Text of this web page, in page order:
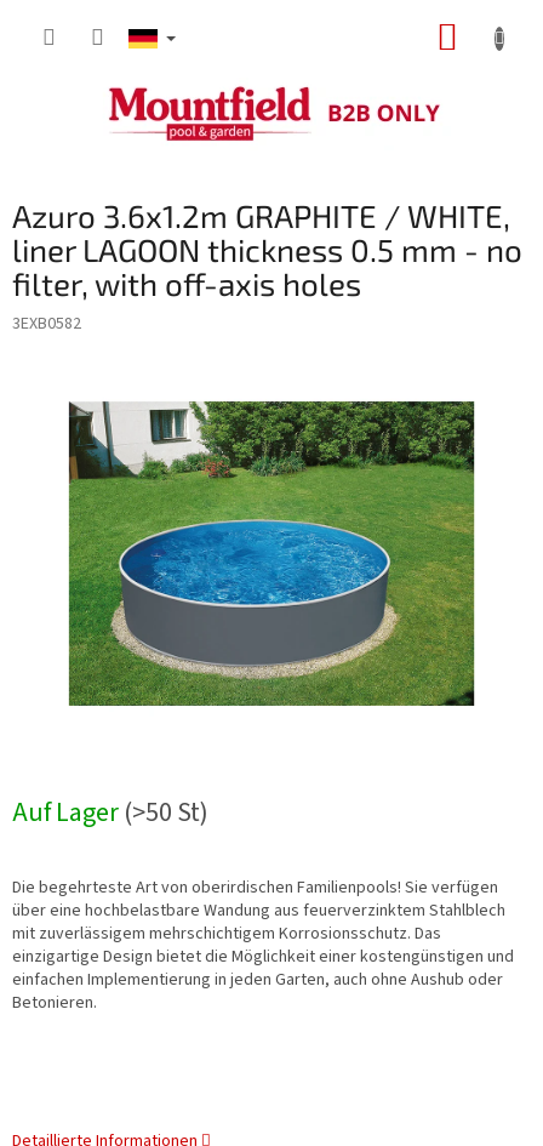
Azuro 3.6x1.2m GRAPHITE / WHITE,
liner LAGOON thickness 0.5 mm - no
filter, with off-axis holes
3EXB0582
Auf Lager(>50 St)
Die begehrteste Art von oberirdischen Familienpools! Sie verfügen
über eine hochbelastbare Wandung aus feuerverzinktem Stahlblech
mit zuverlässigem mehrschichtigem Korrosionsschutz. Das
einzigartige Design bietet die Möglichkeit einer kostengünstigen und
einfachen Implementierung in jeden Garten, auch ohne Aushub oder
Betonieren.